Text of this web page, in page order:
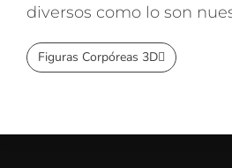
diversos como lo son
Figuras Corpóreas 3D